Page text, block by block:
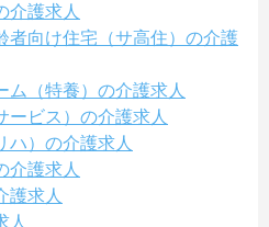
介護求人
者向け住宅（サ高住）の介護
ム（特養）の介護求人
ービス）の介護求人
ハ）の介護求人
介護求人
護求人
人